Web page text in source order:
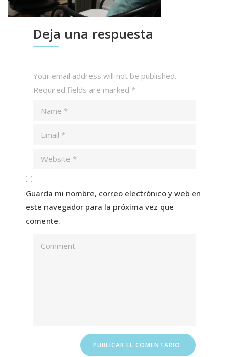
Deja una respuesta
Your email address will not be published.
Required fields are marked *
Guarda mi nombre, correo electrónico y web en
este navegador para la próxima vez que
comente.